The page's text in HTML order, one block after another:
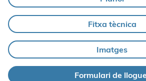
Fitxa tècnica
Imatges
Formulari de